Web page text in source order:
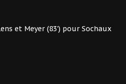
et Meyer (83') pour Sochaux